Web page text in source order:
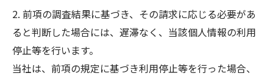
2. 前項の調査結果に基づき、その請求に応じる必要があ
ると判断した場合には、遅滞なく、当該個人情報の利用
停止等を行います。
当社は、前項の規定に基づき利用停止等を行った場合、